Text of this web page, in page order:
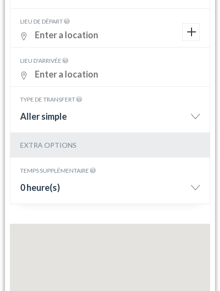
LIEU DE DÉPART
LIEU D'ARRIVÉE
TYPE DE TRANSFERT
Aller simple
EXTRA OPTIONS
TEMPS SUPPLÉMENTAIRE
0 heure(s)